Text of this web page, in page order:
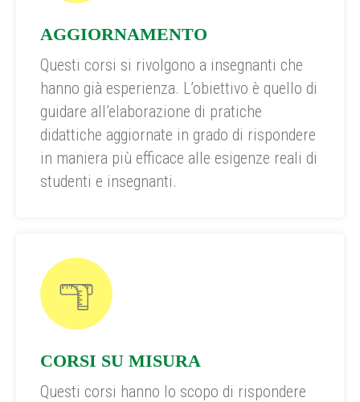
AGGIORNAMENTO
Questi corsi si rivolgono a insegnanti che
hanno già esperienza. L’obiettivo è quello di
guidare all’elaborazione di pratiche
didattiche aggiornate in grado di rispondere
in maniera più efficace alle esigenze reali di
studenti e insegnanti.
CORSI SU MISURA
Questi corsi hanno lo scopo di rispondere